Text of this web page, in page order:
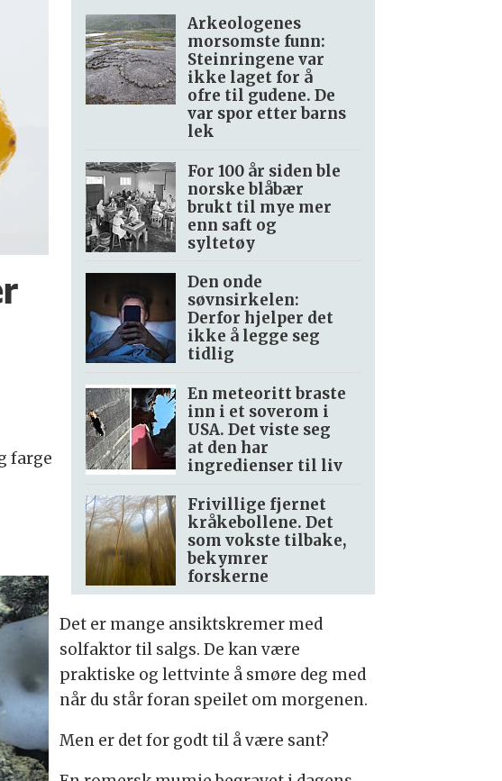
Arkeologenes
morsomste funn:
Steinringene var
ikke laget for å
ofre til gudene. De
var spor etter barns
lek
For 100 år siden ble
norske blåbær
brukt til mye mer
enn saft og
syltetøy
Den onde
søvnsirkelen:
Derfor hjelper det
ikke å legge seg
tidlig
En meteoritt braste
inn i et soverom i
USA. Det viste seg
at den har
ingredienser til liv
Frivillige fjernet
kråkebollene. Det
som vokste tilbake,
bekymrer
forskerne
farge
Det er mange ansiktskremer med
solfaktor til salgs. De kan være
praktiske og lettvinte å smøre deg med
når du står foran speilet om morgenen.
Men er det for godt til å være sant?